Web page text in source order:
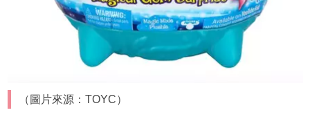
（圖片來源：TOYC）